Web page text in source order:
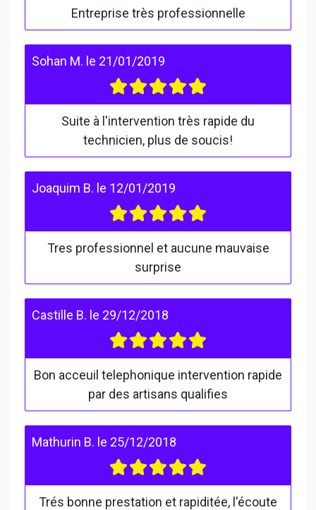
Entreprise très professionnelle
Sohan M. le 21/01/2019
Suite à l'intervention très rapide du
technicien, plus de soucis!
Joaquim B. le 12/01/2019
Tres professionnel et aucune mauvaise
surprise
Castille B. le 29/12/2018
Bon acceuil telephonique intervention rapide
par des artisans qualifies
Mathurin B. le 25/12/2018
Trés bonne prestation et rapiditée, l'écoute